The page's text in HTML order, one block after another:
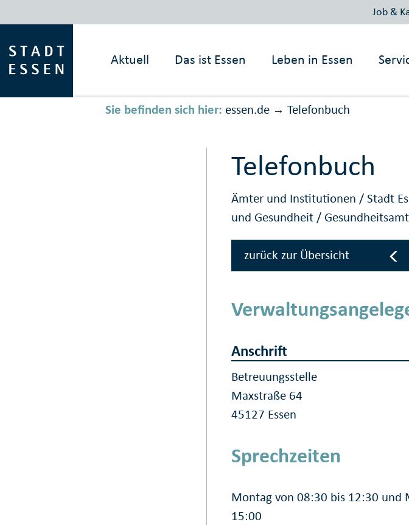
Job &
Aktuell Das ist Essen Leben in Essen
Sie befinden sich hier: essen.de → Telefonbuch
Telefonbuch
Ämter und Institutionen /Stadt
und Gesundheit / Gesundheitsamt
zurück zur Übersicht
Anschrift
Betreuungsstelle
Maxstraße 64
45127 Essen
Sprechzeiten
Montag von 08:30 bis 12:30 und
15:00